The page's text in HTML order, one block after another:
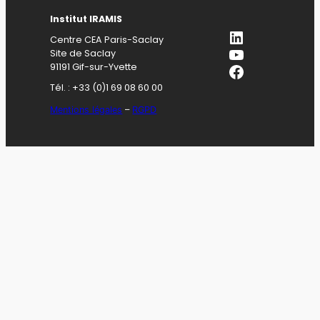
Institut IRAMIS
Centre CEA Paris-Saclay
Site de Saclay
91191 Gif-sur-Yvette
Tél. : +33 (0)1 69 08 60 00
Mentions légales – RGPD
LinkedIn
YouTube
Facebook